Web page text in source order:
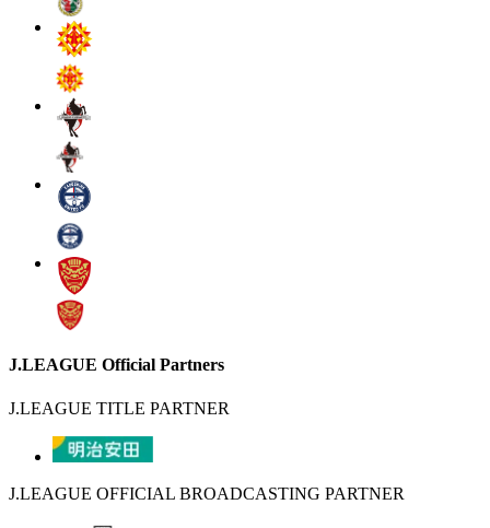
J.LEAGUE Official Partners
J.LEAGUE TITLE PARTNER
J.LEAGUE OFFICIAL BROADCASTING PARTNER